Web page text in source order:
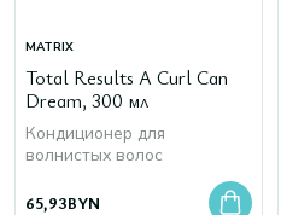
MATRIX
Total Results A Curl Can
Dream, 300 мл
Кондиционер для
волнистых волос
65,93BYN